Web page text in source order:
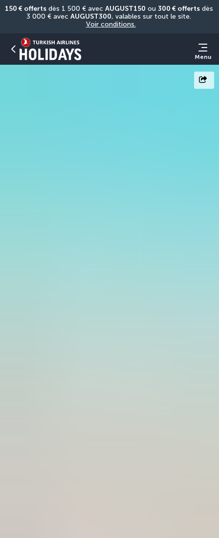
150 € offerts dès 1 500 € avec AUGUST150 ou 300 € offerts dès
3 000 € avec AUGUST300
Voir conditions.
Menu